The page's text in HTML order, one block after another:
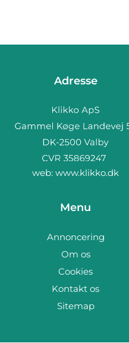
Adresse
web: www.klikko.dk
Menu
Annoncering
Om os
Cookies
Kontakt os
Sitemap